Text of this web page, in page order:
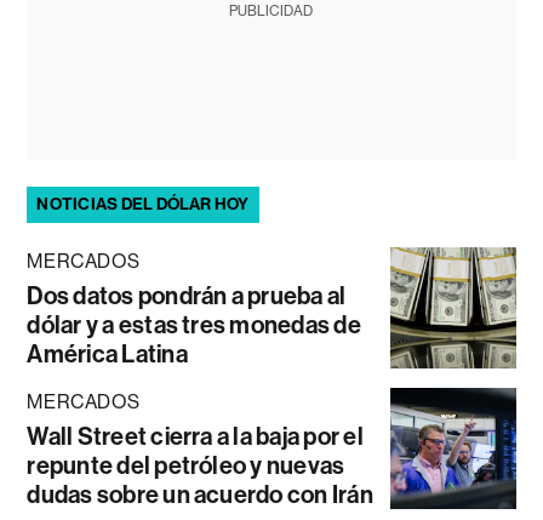
PUBLICIDAD
NOTICIAS DEL DÓLAR HOY
MERCADOS
Dos datos pondrán a prueba al
dólar y a estas tres monedas de
América Latina
MERCADOS
Wall Street cierra a la baja por el
repunte del petróleo y nuevas
dudas sobre un acuerdo con Irán